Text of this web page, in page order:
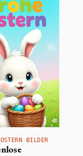
BILDER